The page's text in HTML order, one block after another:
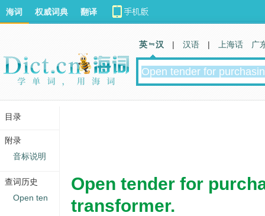
Open tender for
transformer.
海词 权威词典 翻译
英 汉 | 汉语 | 上海话 广
目录
附录
音标说明
查词历史
Open ten